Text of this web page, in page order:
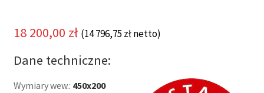
18 200,00 zł (14 796,75 złnetto)
Dane techniczne:
Wymiary wew.: 450x200